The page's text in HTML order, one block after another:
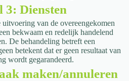
3: Diensten
van de overeengekomen
bekwaam en redelijk handelend
De behandeling betreft een
betekent dat er geen resultaat van
wordt gegarandeerd.
maken/annuleren